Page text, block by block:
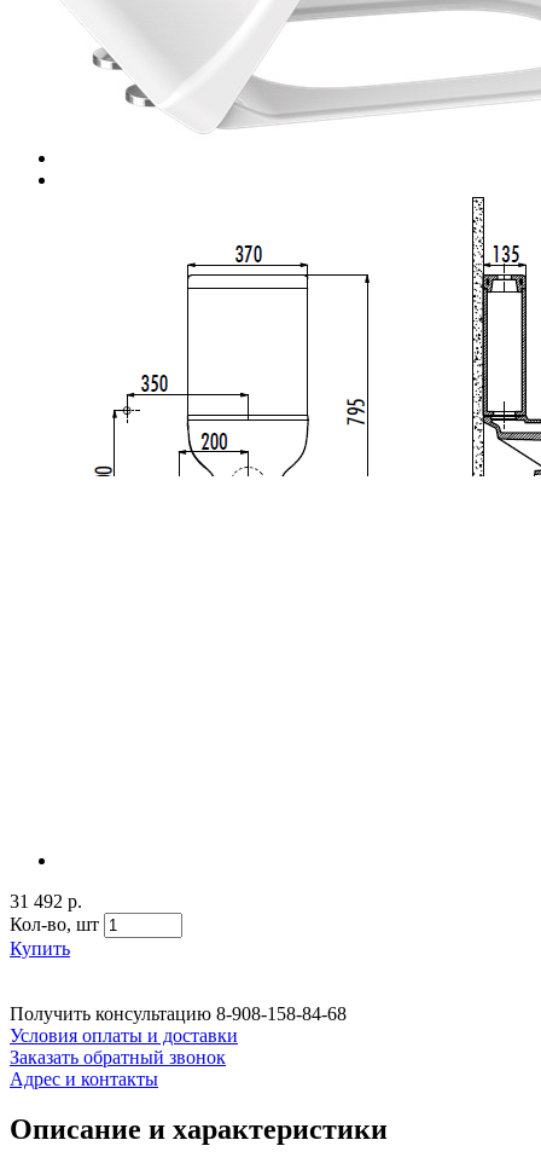
31 492 р.
Кол-во, шт
Купить
Получить консультацию 8-908-158-84-68
Условия оплаты и доставки
Заказать обратный звонок
Адрес и контакты
Описание и характеристики